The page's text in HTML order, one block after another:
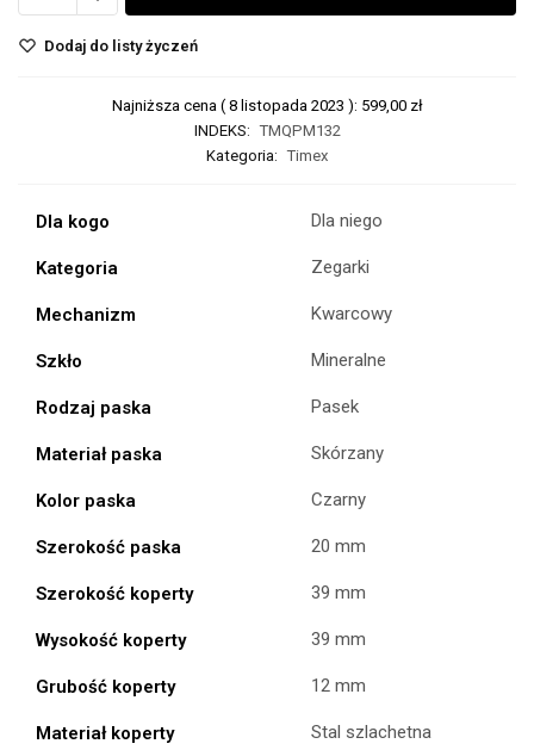
Dodaj do listy życzeń
Najniższa cena (8 listopada 2023 ): 599,00 zł
INDEKS: TMQPM132
Kategoria: Timex
Dla kogo Dla niego
Kategoria Zegarki
Mechanizm Kwarcowy
Szkło Mineralne
Rodzaj paska Pasek
Materiał paska Skórzany
Kolor paska Czarny
Szerokość paska 20 mm
Szerokość koperty 39 mm
Wysokość koperty 39 mm
Grubość koperty 12 mm
Materiał koperty Stal szlachetna